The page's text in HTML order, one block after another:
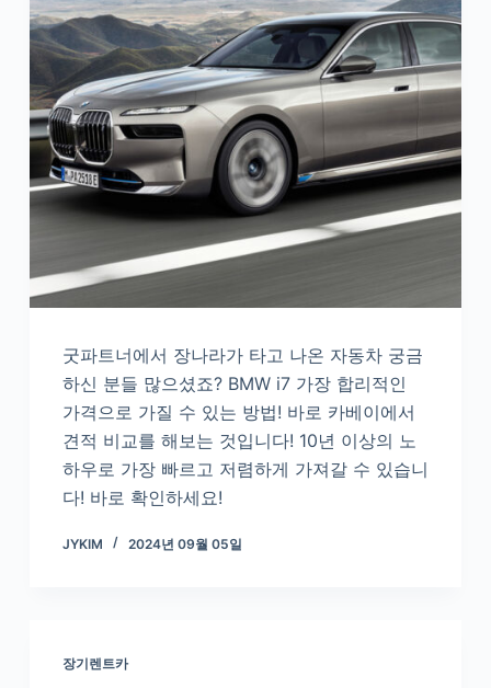
굿파트너에서 장나라가 타고 나온 자동차 궁금
하신 분들 많으셨죠? BMW i7 가장 합리적인
가격으로 가질 수 있는 방법! 바로 카베이에서
견적 비교를 해보는 것입니다! 10년 이상의 노
하우로 가장 빠르고 저렴하게 가져갈 수 있습니
다! 바로 확인하세요!
JYKIM 2024년 09월 05일
장기렌트카